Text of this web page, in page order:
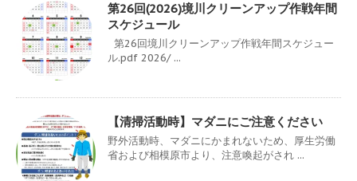
第26回(2026)境川クリーンアップ作戦年間
スケジュール
第26回境川クリーンアップ作戦年間スケジュー
ル.pdf 2026/ ...
【清掃活動時】マダニにご注意ください
野外活動時、マダニにかまれないため、厚生労働
省および相模原市より、注意喚起がされ ...